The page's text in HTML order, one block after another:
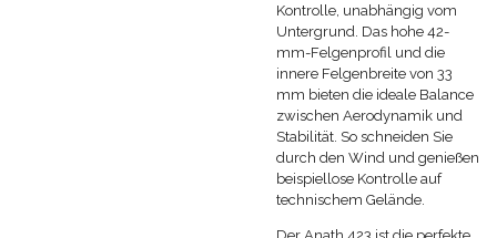
Kontrolle, unabhängig vom
Untergrund. Das hohe 42-
mm-Felgenprofil und die
innere Felgenbreite von 33
mm bieten die ideale Balance
zwischen Aerodynamik und
Stabilität. So schneiden Sie
durch den Wind und genießen
beispiellose Kontrolle auf
technischem Gelände.